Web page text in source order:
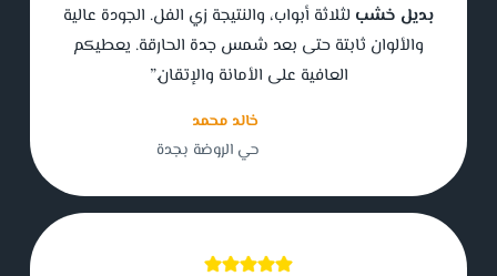
بديل خشب لثلاثة أبواب، والنتيجة زي الفل. الجودة عالية
والألوان ثابتة حتى بعد شمس جدة الحارقة. يعطيكم
العافية على الأمانة والإتقان.”
خالد محمد
حي الروضة بجدة